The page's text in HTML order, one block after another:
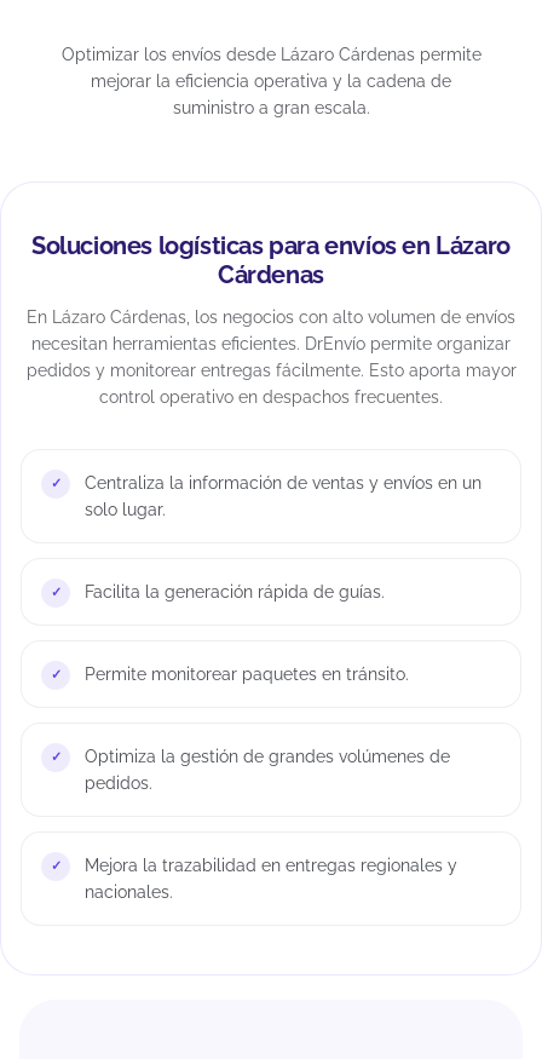
Optimizar los envíos desde Lázaro Cárdenas permite
mejorar la eficiencia operativa y la cadena de
suministro a gran escala.
Soluciones logísticas para envíos en Lázaro
Cárdenas
En Lázaro Cárdenas, los negocios con alto volumen de envíos
necesitan herramientas eficientes. DrEnvío permite organizar
pedidos y monitorear entregas fácilmente. Esto aporta mayor
control operativo en despachos frecuentes.
Centraliza la información de ventas y envíos en un
solo lugar.
Facilita la generación rápida de guías.
Permite monitorear paquetes en tránsito.
Optimiza la gestión de grandes volúmenes de
pedidos.
Mejora la trazabilidad en entregas regionales y
nacionales.